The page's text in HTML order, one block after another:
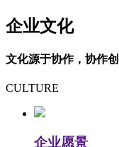
企业文化
文化源于协作，协作
CULTURE
企业愿景